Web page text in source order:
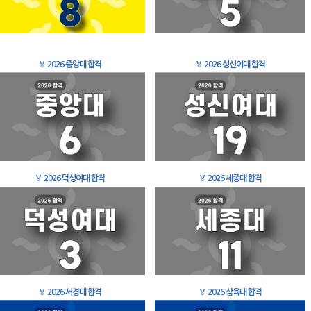
🏅 2026 중앙대 합격 🏅 2026 성신여대 합격
🏅 2026 덕성여대 합격 🏅 2026 세종대 합격
🏅 2026 서경대 합격 🏅 2026 삼육대 합격